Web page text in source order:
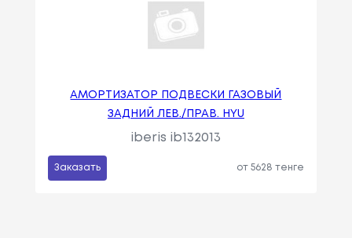
АМОРТИЗАТОР ПОДВЕСКИ ГАЗОВЫЙ
ЗАДНИЙ ЛЕВ./ПРАВ. HYU
iberis ib132013
Заказать от 5628 тенге